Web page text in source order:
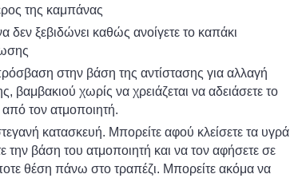
της καμπάνας
δεν ξεβιδώνει καθώς ανοίγετε το καπάκι
στην βάση της αντίστασης για αλλαγή
βαμβακιού χωρίς να χρειάζεται να αδειάσετε το
τον ατμοποιητή.
κατασκευή. Μπορείτε αφού κλείσετε τα υγρά
την βάση του ατμοποιητή και να τον αφήσετε σε
θέση πάνω στο τραπέζι. Μπορείτε ακόμα να